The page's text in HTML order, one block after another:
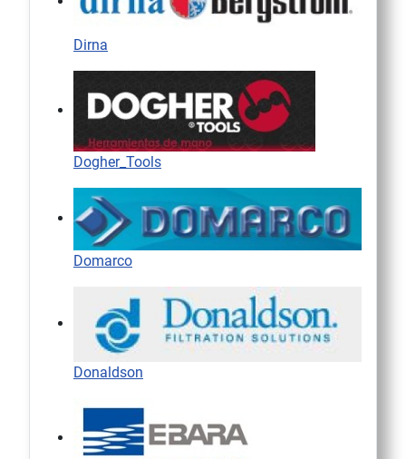
Dirna
Dogher_Tools
Domarco
Donaldson